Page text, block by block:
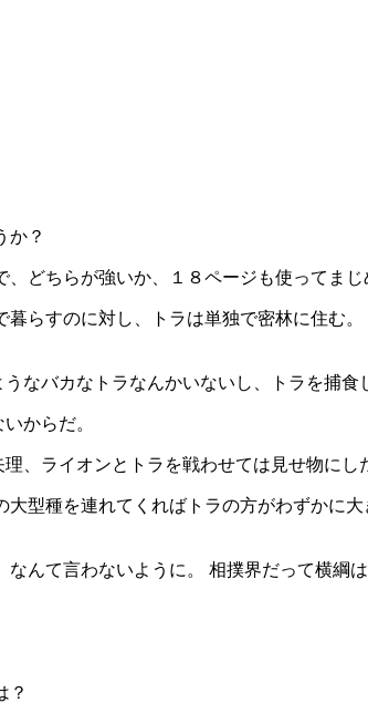
か？
どちらが強いか、１８ページも使ってまじ
らすのに対し、トラは単独で密林に住む
なバカなトラなんかいないし、トラを捕食
からだ。
、ライオンとトラを戦わせては見せ物にし
型種を連れてくればトラの方がわずかに
んて言わないように。 相撲界だって横綱
？